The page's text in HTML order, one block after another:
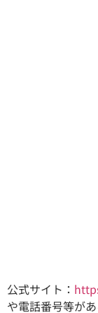
公式サイト：
や電話番号等があ